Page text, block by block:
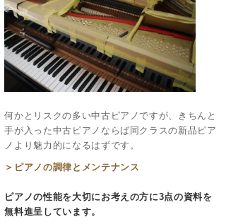
何かとリスクの多い中古ピアノですが、きちんと
手が入った中古ピアノならば同クラスの新品ピア
ノより魅力的になるはずです。
＞ピアノの調律とメンテナンス
ピアノの性能を大切にお考えの方に3点の資料を
無料進呈しています。